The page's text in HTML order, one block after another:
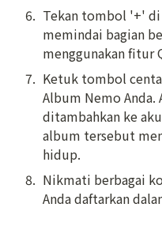
6. Tekan tombol '+'
memindai bagian
menggunakan fitur
7. Ketuk tombol
Album Nemo
ditambahkan ke
album tersebut
hidup.
8. Nikmati berbagai
Anda daftarkan